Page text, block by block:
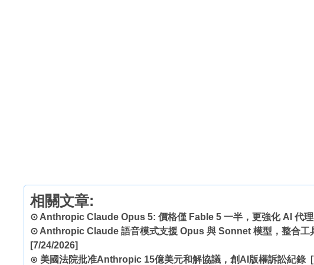
相關文章:
⊙ Anthropic Claude Opus 5: 價格僅 Fable 5 一半，更強化 AI 代
⊙ Anthropic Claude 語音模式支援 Opus 與 Sonnet 模型，整合工
[7/24/2026]
⊙ 美國法院批准Anthropic 15億美元和解協議，創AI版權訴訟紀錄